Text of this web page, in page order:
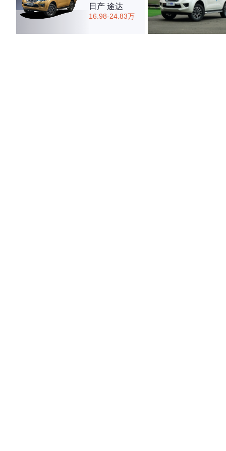
日产 途达
16.98-24.83万